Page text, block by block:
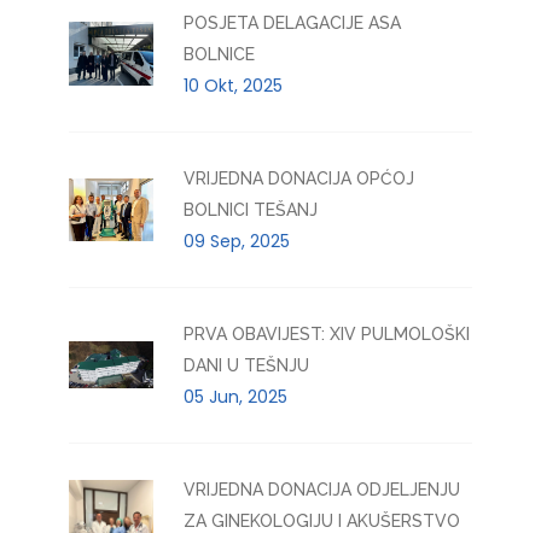
POSJETA DELAGACIJE ASA
BOLNICE
10 Okt, 2025
VRIJEDNA DONACIJA OPĆOJ
BOLNICI TEŠANJ
09 Sep, 2025
PRVA OBAVIJEST: XIV PULMOLOŠKI
DANI U TEŠNJU
05 Jun, 2025
VRIJEDNA DONACIJA ODJELJENJU
ZA GINEKOLOGIJU I AKUŠERSTVO